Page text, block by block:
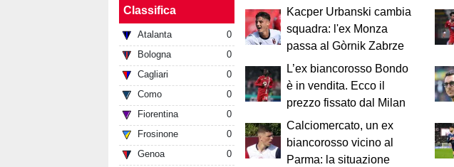
Classifica
Atalanta
0
Bologna
0
Cagliari
0
Como
0
Fiorentina
0
Frosinone
0
Genoa
0
Kacper Urbanski cambia
squadra: l'ex Monza
passa al Gòrnik Zabrze
L’ex biancorosso Bondo
è in vendita. Ecco il
prezzo fissato dal Milan
Calciomercato, un ex
biancorosso vicino al
Parma: la situazione